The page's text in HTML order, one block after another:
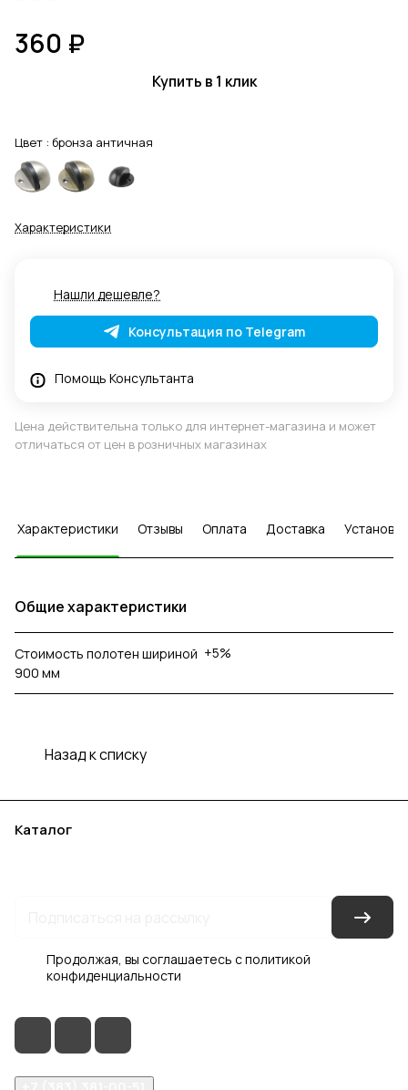
360 ₽
Купить в 1 клик
Цвет : бронза античная
Характеристики
Нашли дешевле?
Консультация по Telegram
Помощь Консультанта
Цена действительна только для интернет-магазина и может
отличаться от цен в розничных магазинах
Характеристики Отзывы Оплата Доставка Установка
Общие характеристики
Стоимость полотен шириной
900 мм
+5%
Назад к списку
Каталог
Продолжая, вы соглашаетесь сполитикой
конфиденциальности